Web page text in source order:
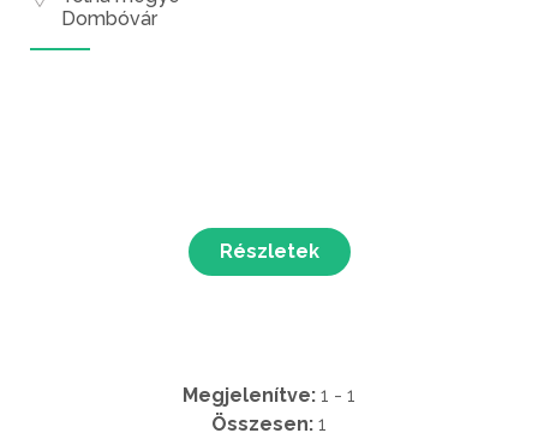
Dombóvár
Részletek
Megjelenítve: 1 - 1
Összesen: 1